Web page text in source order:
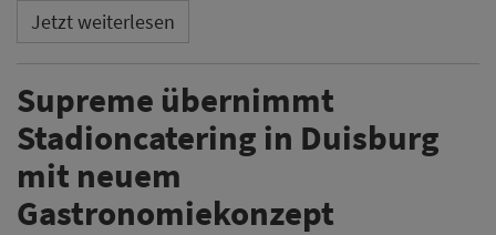
Jetzt weiterlesen
Supreme übernimmt
Stadioncatering in Duisburg
mit neuem
Gastronomiekonzept